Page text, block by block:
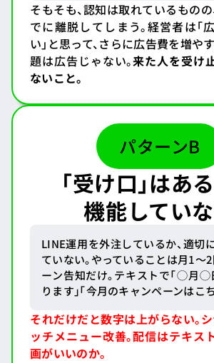
そもそも、認知は取れているもの
でに離脱してしまう。経営者は「
い」と思って、さらに広告費を増や
題は広告じゃない。来た人を受け
ないこと。
パターンB
「受け口」はあ
機能してい
LINE運用を外注しているか、適切
ていない。やっていることは月1〜
ーン告知だけ。テキストで「◯月
ります」「今月のキャンペーンはこち
それだけだと数字は上がらない。
ッチメニュー改善。配信はテキス
画がいいのか。